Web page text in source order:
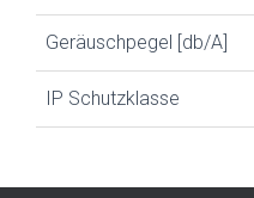
Geräuschpegel [db/A]
IP Schutzklasse